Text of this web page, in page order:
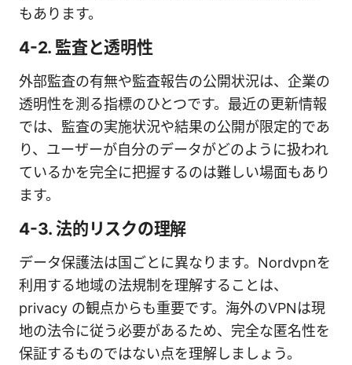
もあります。
4-2. 監査と透明性
外部監査の有無や監査報告の公開状況は、企業の
透明性を測る指標のひとつです。最近の更新情報
では、監査の実施状況や結果の公開が限定的であ
り、ユーザーが自分のデータがどのように扱われ
ているかを完全に把握するのは難しい場面もあり
ます。
4-3. 法的リスクの理解
データ保護法は国ごとに異なります。Nordvpnを
利用する地域の法規制を理解することは、
privacy の観点からも重要です。海外のVPNは現
地の法令に従う必要があるため、完全な匿名性を
保証するものではない点を理解しましょう。